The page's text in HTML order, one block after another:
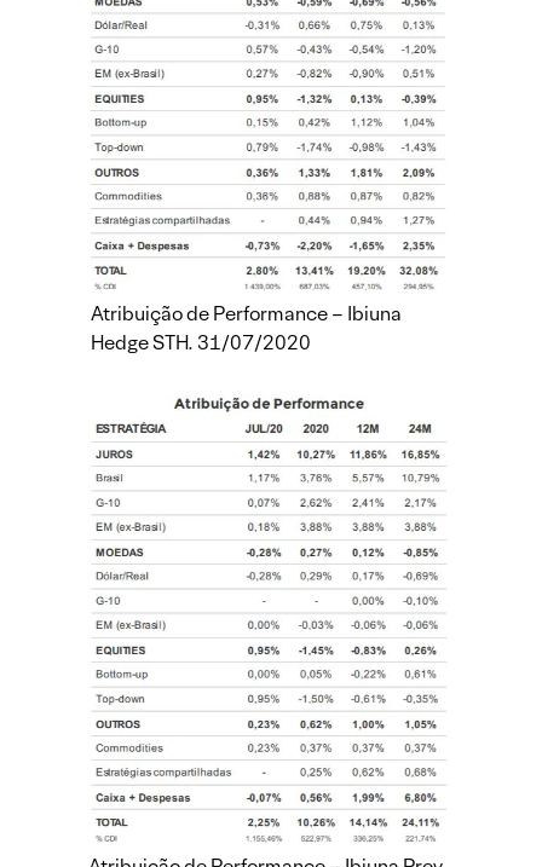
Atribuição de Performance – Ibiuna
Hedge STH. 31/07/2020